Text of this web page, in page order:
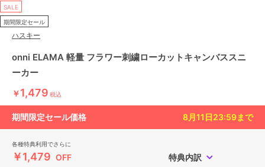
SALE
期間限定セール
ハスキー
onni ELAMA 軽量 フラワー刺繍ローカットキャンバススニ
ーカー
￥1,479 税込
期間限定セール価格 8月11日23:59まで
各種特典利用でさらに
￥1,479 OFF 特典内訳